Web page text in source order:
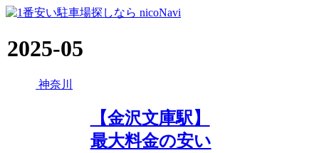
2025-05
神奈川
【金沢文庫駅】
最大料金の安い